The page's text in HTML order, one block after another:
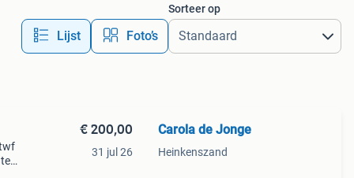
Lijst Foto’s
Sorteer op
€ 200,00
31 jul 26
Carola de Jonge
Heinkenszand